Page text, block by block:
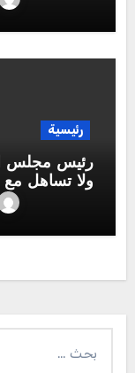
رئيسية
رئيس مجلس
ولا تساهل مع
عن: